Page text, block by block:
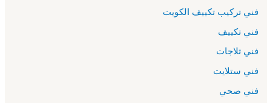
فني تركيب تكييف الكويت
فني تكييف
فني ثلاجات
فني ستلايت
فني صحي